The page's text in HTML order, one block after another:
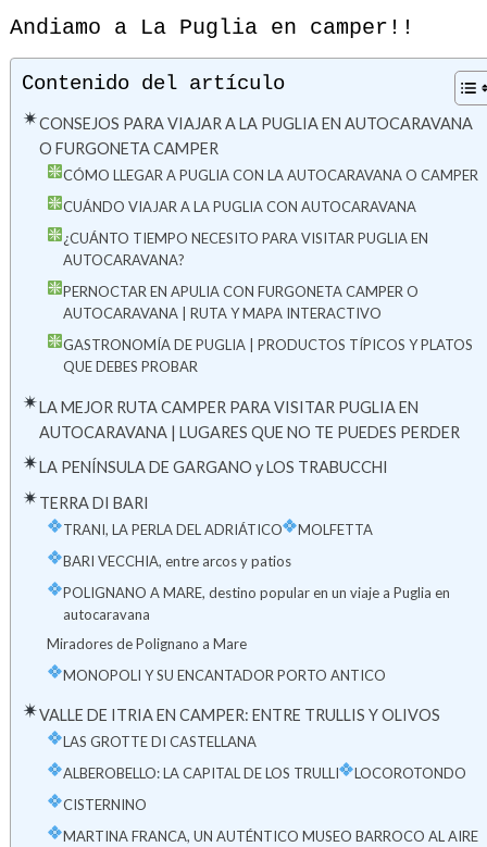
Andiamo a La Puglia en camper!!
Contenido del artículo
CONSEJOS PARA VIAJAR A LA PUGLIA EN AUTOCARAVANA
O FURGONETA CAMPER
CÓMO LLEGAR A PUGLIA CON LA AUTOCARAVANA O CAMPER
CUÁNDO VIAJAR A LA PUGLIA CON AUTOCARAVANA
¿CUÁNTO TIEMPO NECESITO PARA VISITAR PUGLIA EN
AUTOCARAVANA?
PERNOCTAR EN APULIA CON FURGONETA CAMPER O
AUTOCARAVANA | RUTA Y MAPA INTERACTIVO
GASTRONOMÍA DE PUGLIA | PRODUCTOS TÍPICOS Y PLATOS
QUE DEBES PROBAR
LA MEJOR RUTA CAMPER PARA VISITAR PUGLIA EN
AUTOCARAVANA | LUGARES QUE NO TE PUEDES PERDER
LA PENÍNSULA DE GARGANO y LOS TRABUCCHI
TERRA DI BARI
TRANI, LA PERLA DEL ADRIÁTICO
MOLFETTA
BARI VECCHIA, entre arcos y patios
POLIGNANO A MARE, destino popular en un viaje a Puglia en
autocaravana
Miradores de Polignano a Mare
MONOPOLI Y SU ENCANTADOR PORTO ANTICO
VALLE DE ITRIA EN CAMPER: ENTRE TRULLIS Y OLIVOS
LAS GROTTE DI CASTELLANA
ALBEROBELLO: LA CAPITAL DE LOS TRULLI
LOCOROTONDO
CISTERNINO
MARTINA FRANCA, UN AUTÉNTICO MUSEO BARROCO AL AIRE